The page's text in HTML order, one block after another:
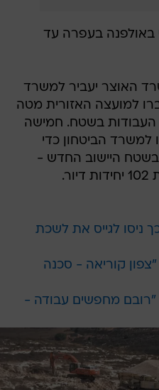
באולפנה בעפרה עד
האוצר יעביר למשרד
שיועברו למועצה האזורית מטה
העבודות בשטח. חמישה
למשרד הביטחון כדי
בשטח היישוב החדש -
כך ניסו לגייס את לשכת
"צפון קוריאה - סכנה
"רובם מחפשים עבודה -